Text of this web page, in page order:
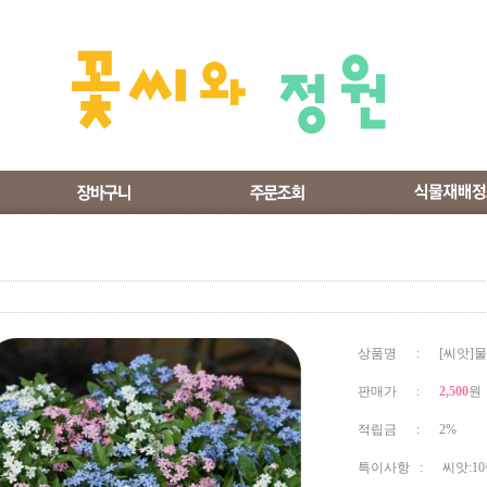
상품명 : [씨앗]물
판매가 : 2,500원
적립금 : 2%
특이사항 : 씨앗:10